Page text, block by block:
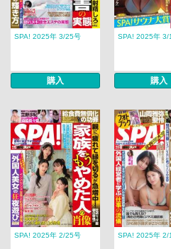
SPA! 2025年 3/25号
購入
SPA! 2025年 3/
購入
SPA! 2025年 2/25号 SPA! 2025年 2/